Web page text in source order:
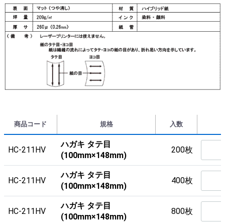
商品コード 規格 入数
HC-211HV
ハガキ タテ目
(100mm×148mm)
200枚
HC-211HV
ハガキ タテ目
(100mm×148mm)
400枚
HC-211HV
ハガキ タテ目
(100mm×148mm)
800枚